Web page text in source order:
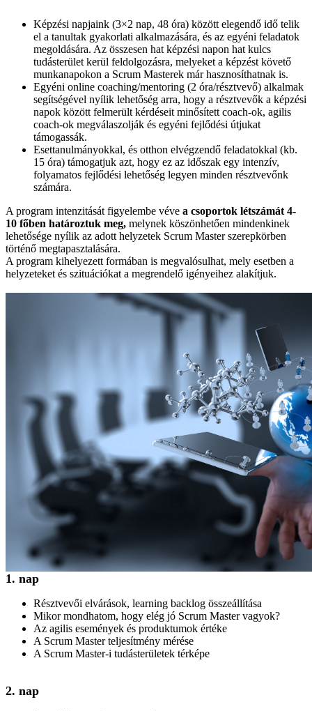
Képzési napjaink (3×2 nap, 48 óra) között elegendő idő telik
el a tanultak gyakorlati alkalmazására, és az egyéni feladatok
megoldására. Az összesen hat képzési napon hat kulcs
tudásterület kerül feldolgozásra, melyeket a képzést követő
munkanapokon a Scrum Masterek már hasznosíthatnak is.
Egyéni online coaching/mentoring (2 óra/résztvevő) alkalmak
segítségével nyílik lehetőség arra, hogy a résztvevők a képzési
napok között felmerült kérdéseit minősített coach-ok, agilis
coach-ok megválaszolják és egyéni fejlődési útjukat
támogassák.
Esettanulmányokkal, és otthon elvégzendő feladatokkal (kb.
15 óra) támogatjuk azt, hogy ez az időszak egy intenzív,
folyamatos fejlődési lehetőség legyen minden résztvevőnk
számára.
A program intenzitását figyelembe véve a csoportok létszámát 4-
10 főben határoztuk meg, melynek köszönhetően mindenkinek
lehetősége nyílik az adott helyzetek Scrum Master szerepkörben
történő megtapasztalására.
A program kihelyezett formában is megvalósulhat, mely esetben a
helyzeteket és szituációkat a megrendelő igényeihez alakítjuk.
1. nap
Résztvevői elvárások, learning backlog összeállítása
Mikor mondhatom, hogy elég jó Scrum Master vagyok?
Az agilis események és produktumok értéke
A Scrum Master teljesítmény mérése
A Scrum Master-i tudásterületek térképe
2. nap